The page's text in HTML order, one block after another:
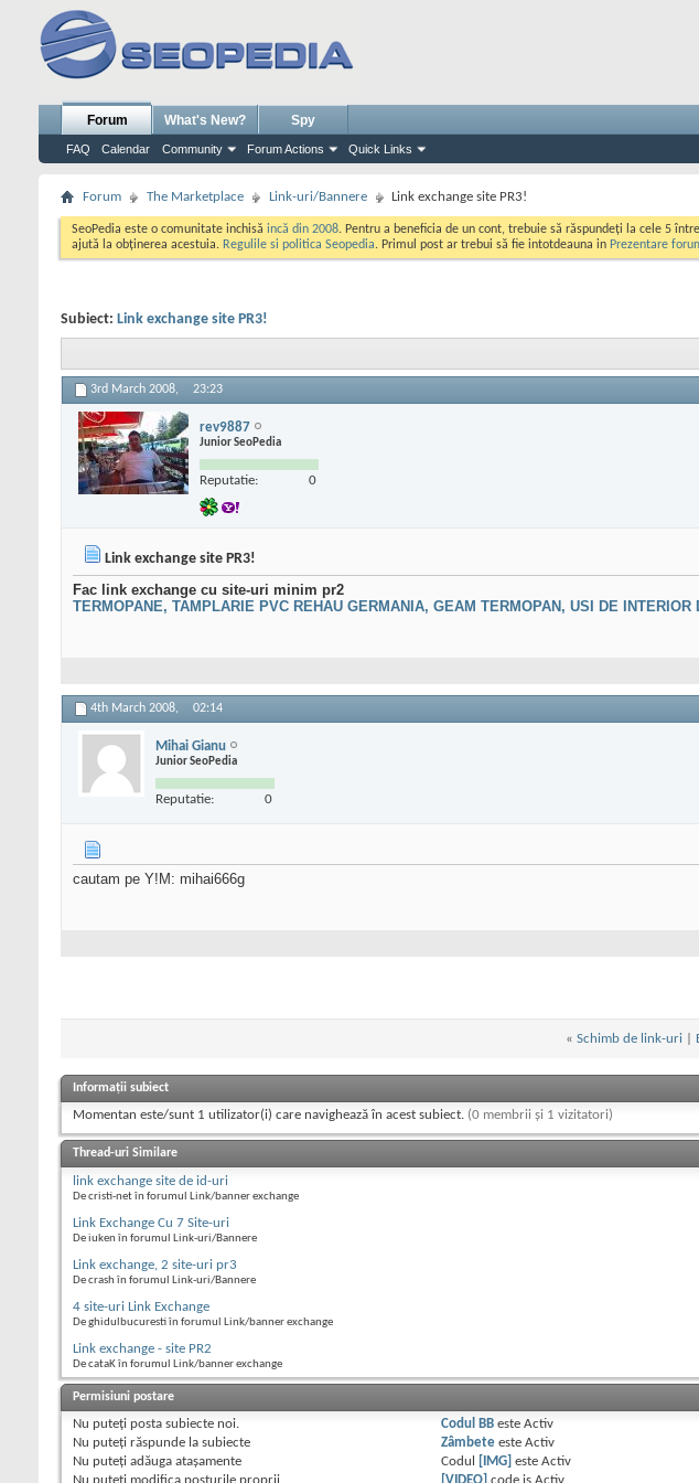
Forum
FAQ Calendar Community Forum Actions Quick Links
What's New? Spy
Forum The Marketplace Link-uri/Bannere Link exchange site PR3!
SeoPedia este o comunitate inchisă incă din 2008. Pentru a beneficia de un cont, trebuie să răspundeți la cele 5
ajută la obținerea acestuia. Regulile si politica Seopedia. Primul post ar trebui să fie intotdeauna in Prezentare
Subiect: Link exchange site PR3!
3rd March 2008, 23:23
rev9887
Junior SeoPedia
Reputatie: 0
Link exchange site PR3!
Fac link exchange cu site-uri minim pr2
TERMOPANE, TAMPLARIE PVC REHAU GERMANIA, GEAM TERMOPAN, USI DE INTERIOR
4th March 2008, 02:14
Mihai Gianu
Junior SeoPedia
Reputatie: 0
cautam pe Y!M: mihai666g
« Schimb de link-uri
Informații subiect
Momentan este/sunt 1 utilizator(i) care navighează în acest subiect. (0 membrii și 1 vizitatori)
Thread-uri Similare
link exchange site de id-uri
De cristi-net în forumul Link/banner exchange
Link Exchange Cu 7 Site-uri
De iuken în forumul Link-uri/Bannere
Link exchange, 2 site-uri pr3
De crash în forumul Link-uri/Bannere
4 site-uri Link Exchange
De ghidulbucuresti în forumul Link/banner exchange
Link exchange - site PR2
De cataK în forumul Link/banner exchange
Permisiuni postare
Nu puteţi posta subiecte noi.
Nu puteţi răspunde la subiecte
Nu puteţi adăuga ataşamente
Codul BB esteActiv
Zâmbete esteActiv
Codul
[IMG] esteActiv